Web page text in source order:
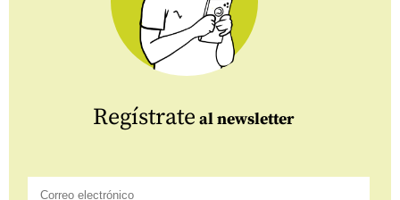
Regístrate al newsletter